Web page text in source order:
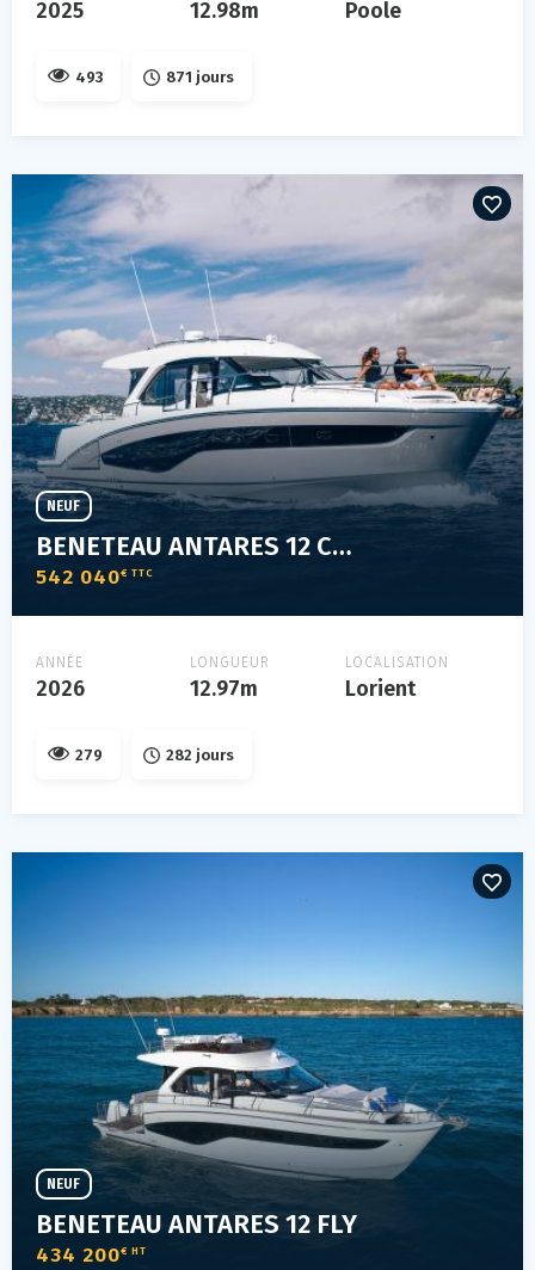
2025 12.98m Poole
493 871 jours
BENETEAU ANTARES 12 COUPE
542 040€ TTC
NEUF
ANNÉE
2026
LONGUEUR
12.97m
LOCALISATION
Lorient
279 282 jours
BENETEAU ANTARES 12 FLY
434 200€ HT
NEUF